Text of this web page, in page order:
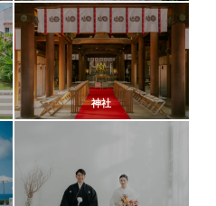
神社